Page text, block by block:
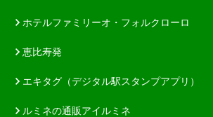
ホテルファミリーオ・フォルクローロ
恵比寿発
エキタグ（デジタル駅スタンプアプリ）
ルミネの通販アイルミネ